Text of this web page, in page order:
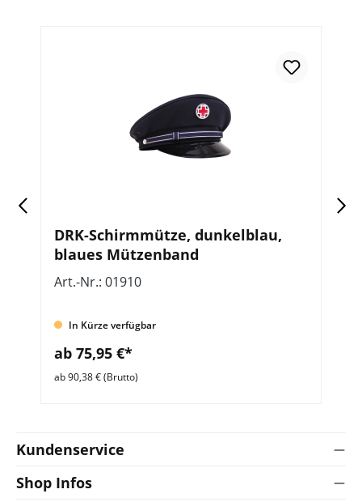
DRK-Schirmmütze, dunkelblau,
blaues Mützenband
Art.-Nr.: 01910
In Kürze verfügbar
ab 75,95 €*
ab 90,38 € (Brutto)
Kundenservice
Shop Infos